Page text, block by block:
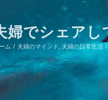
婦でシェア
ム / 夫婦のマインド, 夫婦の日常生活 /